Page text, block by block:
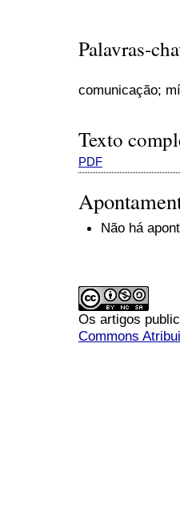
Palavras-
comunicação;
Texto
PDF
Não há
Os artigos
Commons